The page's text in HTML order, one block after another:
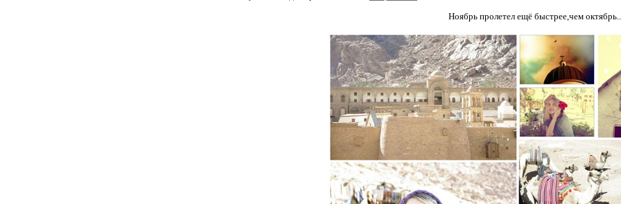
Ноябрь пролетел ещё быстрее,чем